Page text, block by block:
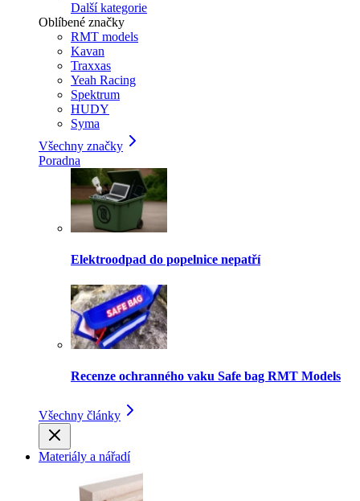
Další kategorie
Oblíbené značky
RMT models
Kavan
Traxxas
Yeah Racing
Spektrum
HUDY
Syma
Všechny značky
Poradna
Elektroodpad do popelnice nepatří
Recenze ochranného vaku Safe bag RMT Models
Všechny články
Materiály a nářadí